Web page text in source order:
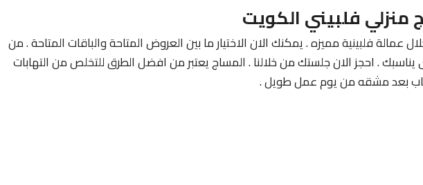
فلبيني الكويت
عمالة فلبينية مميزه . يمكنك الان الاختيار ما بين العروض المتاحة والباقات المتاحة . من
. احجز الان جلستك من خلالنا . المساج يعتبر من افضل الطرق للتخلص من التهابات
بعد مشقه من يوم عمل طويل .